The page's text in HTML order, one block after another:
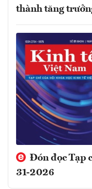
thành tăng
Đón đọc Tạp
31-2026